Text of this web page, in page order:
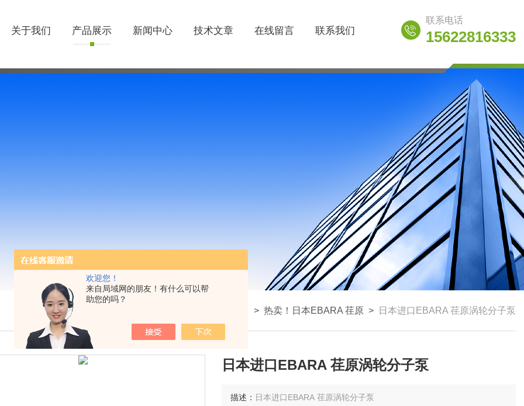
欢迎您！
来自局域网的朋友！有什么可以帮
助您的吗？
关于我们 产品展示 新闻中心 技术文章 在线留言 联系我们
联系电话
15622816333
> > 热卖！日本EBARA 荏原 > 日本进口EBARA 荏原涡轮分子泵
日本进口EBARA 荏原涡轮分子泵
描述： 日本进口EBARA 荏原涡轮分子泵